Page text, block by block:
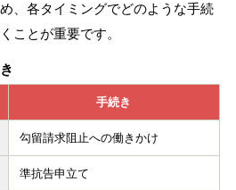
、各タイミングでどのような手続
ことが重要です。
手続き
勾留請求阻止への働きかけ
準抗告申立て